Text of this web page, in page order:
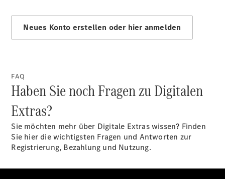
Neues Konto erstellen oder hier anmelden
FAQ
Haben Sie noch Fragen zu Digitalen
Extras?
Sie möchten mehr über Digitale Extras wissen? Finden
Sie hier die wichtigsten Fragen und Antworten zur
Registrierung, Bezahlung und Nutzung.